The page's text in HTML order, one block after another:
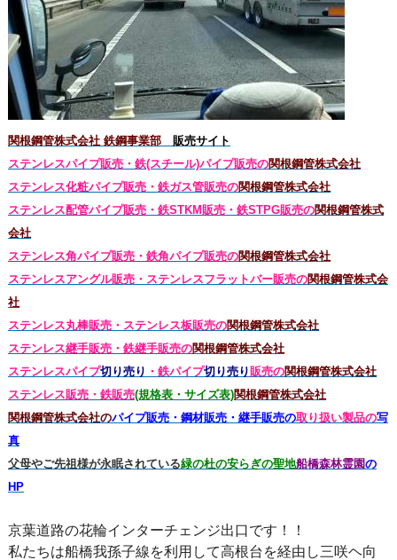
関根鋼管株式会社 鉄鋼事業部 販売サイト
ステンレスパイプ販売・鉄(スチール)パイプ販売の関根鋼管株式会社
ステンレス化粧パイプ販売・鉄ガス管販売の関根鋼管株式会社
ステンレス配管パイプ販売・鉄STKM販売・鉄STPG販売の関根鋼管株式
会社
ステンレス角パイプ販売・鉄角パイプ販売の関根鋼管株式会社
ステンレスアングル販売・ ステンレスフラットバー販売の関根鋼管株式会
社
ステンレス丸棒販売・ ステンレス板販売の関根鋼管株式会社
ステンレス継手販売・鉄継手販売の関根鋼管株式会社
ステンレスパイプ切り売り ・鉄パイプ切り売り 販売の関根鋼管株式会社
ステンレス販売・鉄販売(規格表・サイズ表)関根鋼管株式会社
関根鋼管株式会社のパイプ販売・鋼材販売・継手販売の取り扱い製品の写
真
父母やご先祖様が永眠されている緑の杜の安らぎの聖地船橋森林霊園の
HP
京葉道路の花輪インターチェンジ出口です！！
私たちは船橋我孫子線を利用して高根台を経由し三咲ヘ向